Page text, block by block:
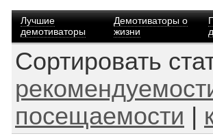
Лучшие
демотиваторы
Демотиваторы о
жизни
Сортировать
посещаемости